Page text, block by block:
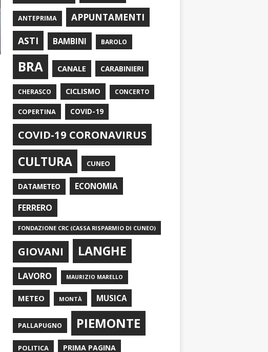
ANTEPRIMA
APPUNTAMENTI
ASTI
BAMBINI BAROLO
BRA CANALE CARABINIERI
CHERASCO CICLISMO CONCERTO
COPERTINA COVID-19
COVID-19 CORONAVIRUS
CULTURA CUNEO
DATAMETEO ECONOMIA
FERRERO
FONDAZIONE CRC (CASSA RISPARMIO DI CUNEO)
GIOVANI LANGHE
LAVORO MAURIZIO MARELLO
METEO MONTÀ MUSICA
PALLAPUGNO PIEMONTE
POLITICA PRIMA PAGINA